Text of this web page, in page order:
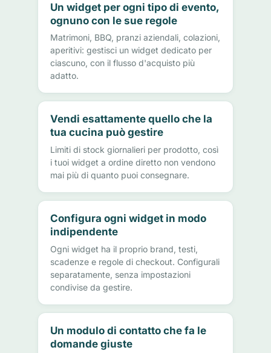
Un widget per ogni tipo di evento,
ognuno con le sue regole
Matrimoni, BBQ, pranzi aziendali, colazioni,
aperitivi: gestisci un widget dedicato per
ciascuno, con il flusso d'acquisto più
adatto.
Vendi esattamente quello che la
tua cucina può gestire
Limiti di stock giornalieri per prodotto, così
i tuoi widget a ordine diretto non vendono
mai più di quanto puoi consegnare.
Configura ogni widget in modo
indipendente
Ogni widget ha il proprio brand, testi,
scadenze e regole di checkout. Configurali
separatamente, senza impostazioni
condivise da gestire.
Un modulo di contatto che fa le
domande giuste